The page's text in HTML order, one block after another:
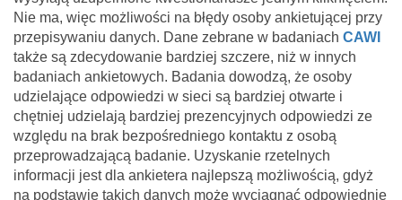
Nie ma, więc możliwości na błędy osoby ankietującej przy
przepisywaniu danych. Dane zebrane w badaniach CAWI
także są zdecydowanie bardziej szczere, niż w innych
badaniach ankietowych. Badania dowodzą, że osoby
udzielające odpowiedzi w sieci są bardziej otwarte i
chętniej udzielają bardziej prezencyjnych odpowiedzi ze
względu na brak bezpośredniego kontaktu z osobą
przeprowadzającą badanie. Uzyskanie rzetelnych
informacji jest dla ankietera najlepszą możliwością, gdyż
na podstawie takich danych może wyciągnąć odpowiednie